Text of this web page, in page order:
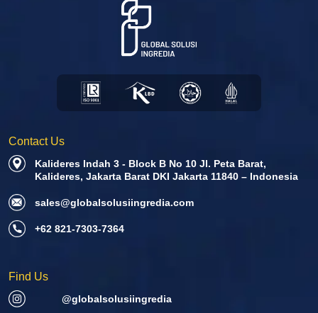
Contact Us
Kalideres Indah 3 - Block B No 10 Jl. Peta Barat,
Kalideres, Jakarta Barat DKI Jakarta 11840 – Indonesia
sales@globalsolusiingredia.com
+62 821-7303-7364
Find Us
@globalsolusiingredia